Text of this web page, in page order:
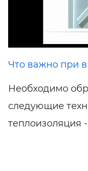
Что важно при
Необходимо
следующие
теплоизоляция